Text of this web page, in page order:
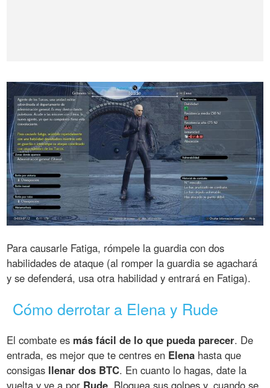
Para causarle Fatiga, rómpele la guardia con dos
habilidades de ataque (al romper la guardia se agachará
y se defenderá, usa otra habilidad y entrará en Fatiga).
Cómo derrotar a Elena y Rude
El combate es más fácil de lo que pueda parecer. De
entrada, es mejor que te centres en Elena hasta que
consigas llenar dos BTC. En cuanto lo hagas, date la
vuelta y ve a por Rude. Bloquea sus golpes y, cuando se